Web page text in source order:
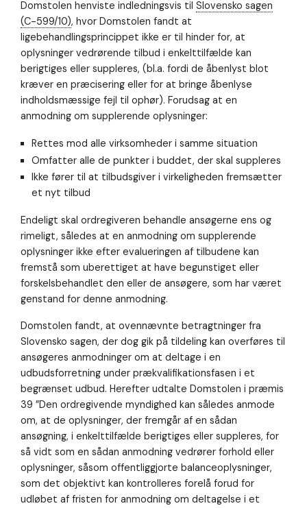
Domstolen henviste indledningsvis til Slovensko sagen
(C-599/10), hvor Domstolen fandt at
ligebehandlingsprincippet ikke er til hinder for, at
oplysninger vedrørende tilbud i enkelttilfælde kan
berigtiges eller suppleres, (bl.a. fordi de åbenlyst blot
kræver en præcisering eller for at bringe åbenlyse
indholdsmæssige fejl til ophør). Forudsag at en
anmodning om supplerende oplysninger:
Rettes mod alle virksomheder i samme situation
Omfatter alle de punkter i buddet, der skal suppleres
Ikke fører til at tilbudsgiver i virkeligheden fremsætter
et nyt tilbud
Endeligt skal ordregiveren behandle ansøgerne ens og
rimeligt, således at en anmodning om supplerende
oplysninger ikke efter evalueringen af tilbudene kan
fremstå som uberettiget at have begunstiget eller
forskelsbehandlet den eller de ansøgere, som har været
genstand for denne anmodning.
Domstolen fandt, at ovennævnte betragtninger fra
Slovensko sagen, der dog gik på tildeling kan overføres til
ansøgeres anmodninger om at deltage i en
udbudsforretning under prækvalifikationsfasen i et
begrænset udbud. Herefter udtalte Domstolen i præmis
39 ”Den ordregivende myndighed kan således anmode
om, at de oplysninger, der fremgår af en sådan
ansøgning, i enkelttilfælde berigtiges eller suppleres, for
så vidt som en sådan anmodning vedrører forhold eller
oplysninger, såsom offentliggjorte balanceoplysninger,
som det objektivt kan kontrolleres forelå forud for
udløbet af fristen for anmodning om deltagelse i et